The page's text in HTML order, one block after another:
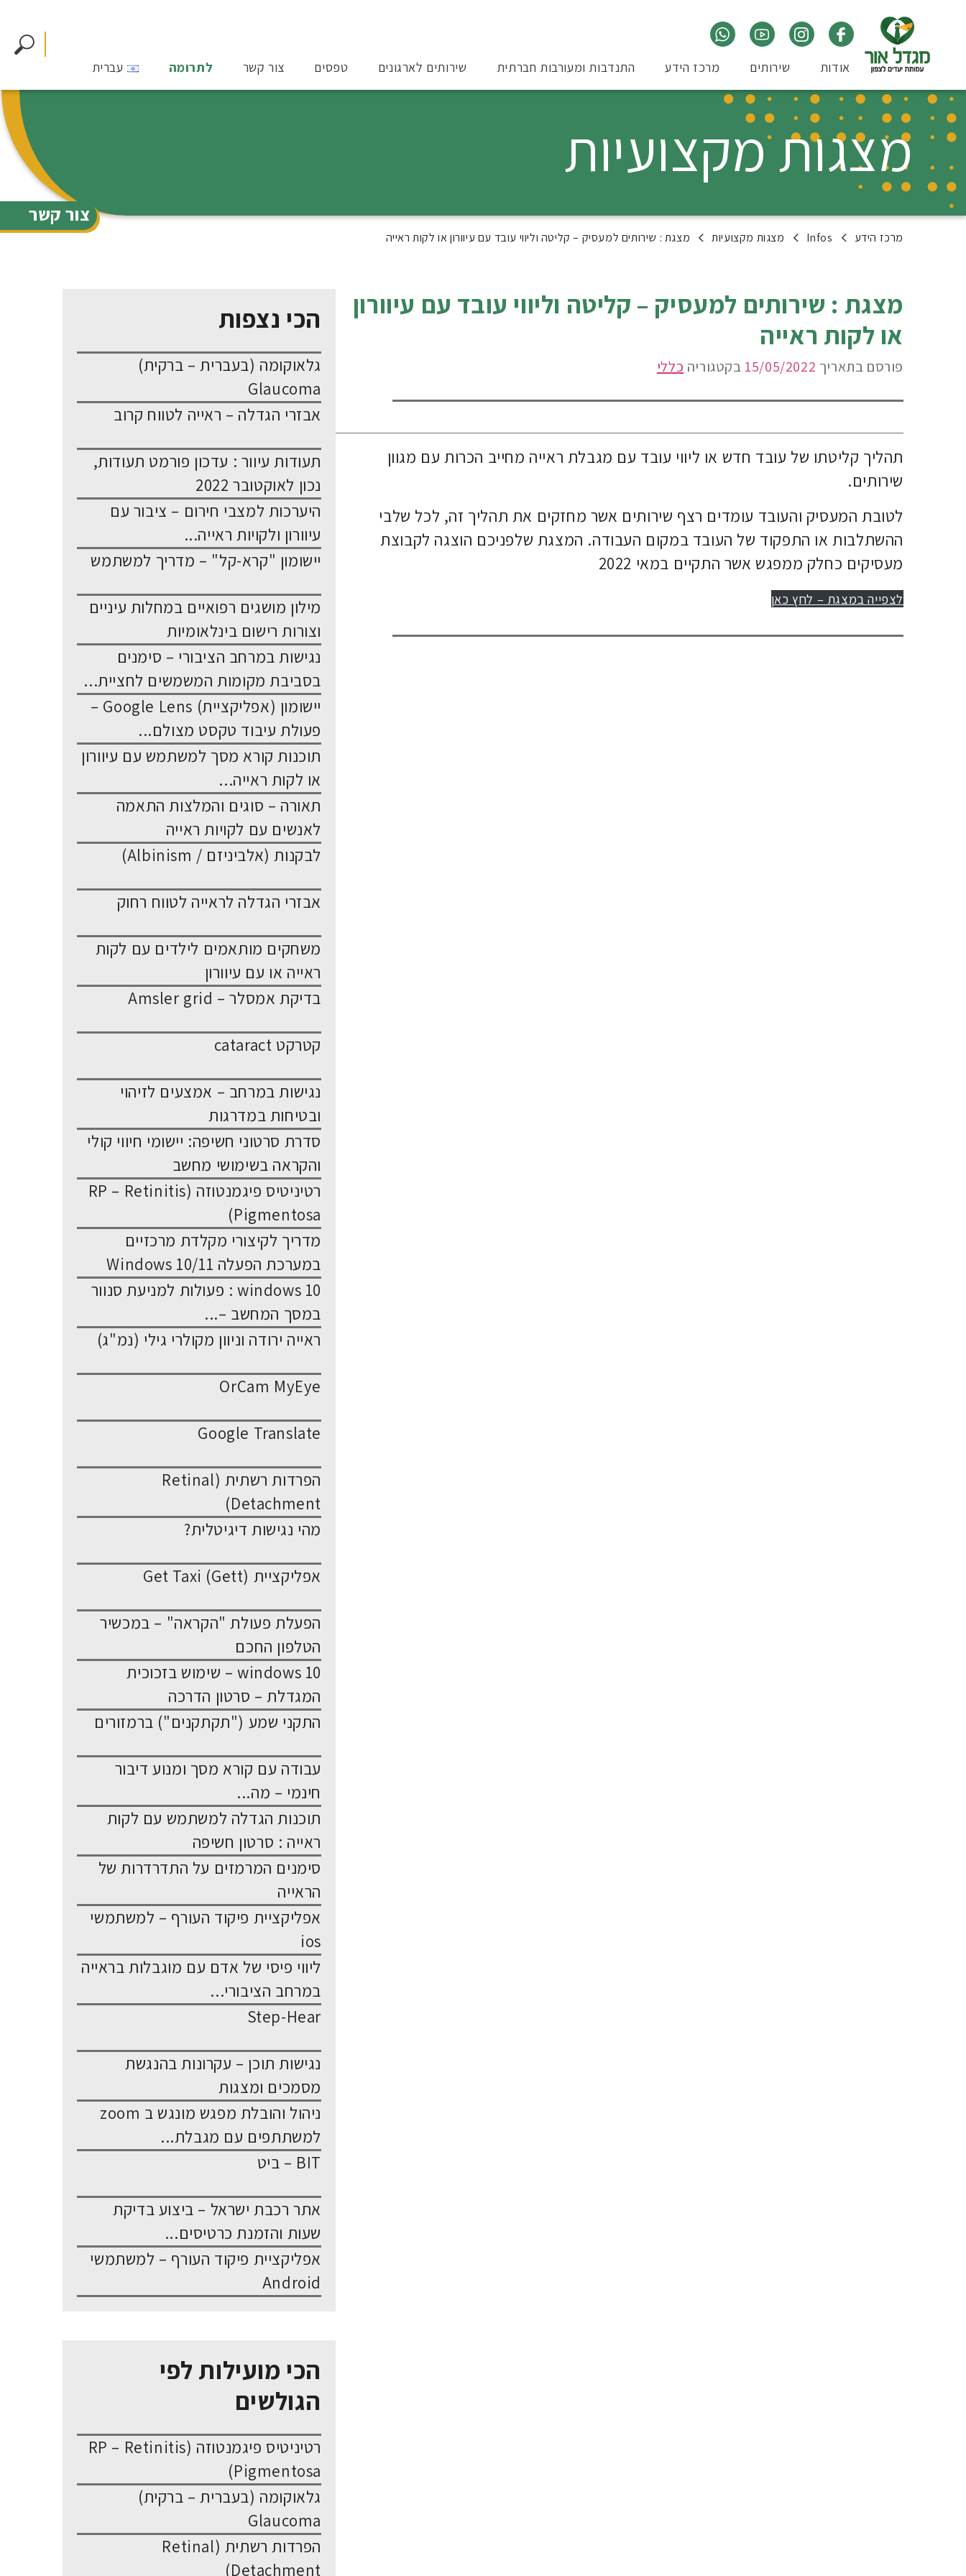
צור קשר
אודות שירותים מרכז הידע התנדבות ומעורבות חברתית שירותים לארגונים טפסים צור קשר לתרומה עברית
מצגות מקצועיות
מרכז הידע Infos מצגות מקצועיות מצגת : שירותים למעסיק – קליטה וליווי עובד עם עיוורון או לקות ראייה
מצגת : שירותים למעסיק – קליטה וליווי עובד עם עיוורון
או לקות ראייה
פורסם בתאריך 15/05/2022 בקטגוריה כללי
תהליך קליטתו של עובד חדש או ליווי עובד עם מגבלת ראייה מחייב הכרות עם מגוון
שירותים.
לטובת המעסיק והעובד עומדים רצף שירותים אשר מחזקים את תהליך זה, לכל שלבי
ההשתלבות או התפקוד של העובד במקום העבודה. המצגת שלפניכם הוצגה לקבוצת
מעסיקים כחלק ממפגש אשר התקיים במאי 2022
לצפייה במצגת – לחץ כאן
הכי נצפות
גלאוקומה (בעברית – ברקית)
Glaucoma
אבזרי הגדלה – ראייה לטווח קרוב
תעודות עיוור : עדכון פורמט תעודות,
נכון לאוקטובר 2022
היערכות למצבי חירום – ציבור עם
עיוורון ולקויות ראייה...
יישומון "קרא-קל" – מדריך למשתמש
מילון מושגים רפואיים במחלות עיניים
וצורות רישום בינלאומיות
נגישות במרחב הציבורי – סימנים
בסביבת מקומות המשמשים לחציית...
יישומון (אפליקציית) Google Lens –
פעולת עיבוד טקסט מצולם...
תוכנות קורא מסך למשתמש עם עיוורון
או לקות ראייה...
תאורה – סוגים והמלצות התאמה
לאנשים עם לקויות ראייה
לבקנות (אלביניזם / Albinism)
אבזרי הגדלה לראייה לטווח רחוק
משחקים מותאמים לילדים עם לקות
ראייה או עם עיוורון
בדיקת אמסלר – Amsler grid
קטרקט cataract
נגישות במרחב – אמצעים לזיהוי
ובטיחות במדרגות
סדרת סרטוני חשיפה: יישומי חיווי קולי
והקראה בשימושי מחשב
רטיניטיס פיגמנטוזה (RP – Retinitis
Pigmentosa)
מדריך לקיצורי מקלדת מרכזיים
במערכת הפעלה Windows 10/11
windows 10 : פעולות למניעת סנוור
במסך המחשב –...
ראייה ירודה וניוון מקולרי גילי (נמ"ג)
OrCam MyEye
Google Translate
הפרדות רשתית (Retinal
Detachment)
מהי נגישות דיגיטלית?
אפליקציית Get Taxi (Gett)
הפעלת פעולת "הקראה" – במכשיר
הטלפון החכם
windows 10 – שימוש בזכוכית
המגדלת – סרטון הדרכה
התקני שמע ("תקתקנים") ברמזורים
עבודה עם קורא מסך ומנוע דיבור
חינמי – מה...
תוכנות הגדלה למשתמש עם לקות
ראייה : סרטון חשיפה
סימנים המרמזים על התדרדרות של
הראייה
אפליקציית פיקוד העורף – למשתמשי
ios
ליווי פיסי של אדם עם מוגבלות בראייה
במרחב הציבורי...
Step-Hear
נגישות תוכן – עקרונות בהנגשת
מסמכים ומצגות
ניהול והובלת מפגש מונגש ב zoom
למשתתפים עם מגבלת...
BIT – ביט
אתר רכבת ישראל – ביצוע בדיקת
שעות והזמנת כרטיסים...
אפליקציית פיקוד העורף – למשתמשי
Android
הכי מועילות לפי
הגולשים
רטיניטיס פיגמנטוזה (RP – Retinitis
Pigmentosa)
גלאוקומה (בעברית – ברקית)
Glaucoma
הפרדות רשתית (Retinal
Detachment)